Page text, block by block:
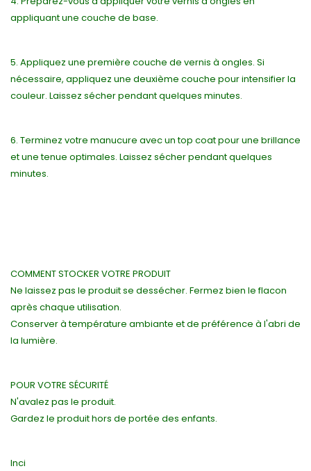
appliquant une couche de base.
5. Appliquez une première couche de vernis à ongles. Si
nécessaire, appliquez une deuxième couche pour intensifier la
couleur. Laissez sécher pendant quelques minutes.
6. Terminez votre manucure avec un top coat pour une brillance
et une tenue optimales. Laissez sécher pendant quelques
minutes.
COMMENT STOCKER VOTRE PRODUIT
Ne laissez pas le produit se dessécher. Fermez bien le flacon
après chaque utilisation.
Conserver à température ambiante et de préférence à l'abri de
la lumière.
POUR VOTRE SÉCURITÉ
N'avalez pas le produit.
Gardez le produit hors de portée des enfants.
Inci